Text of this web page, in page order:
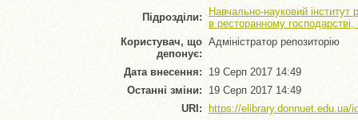
Підрозділи:
Навчально-науковий інститут
в ресторанному
Користувач, що
депонує:
Адміністратор репозиторію
Дата внесення: 19 Серп 2017 14:49
Останні зміни: 19 Серп 2017 14:49
URI:
https://elibrary.donnuet.edu.ua/